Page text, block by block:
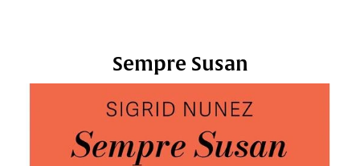
Sempre Susan